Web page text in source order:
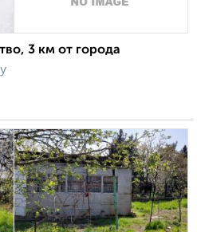
3 км от города